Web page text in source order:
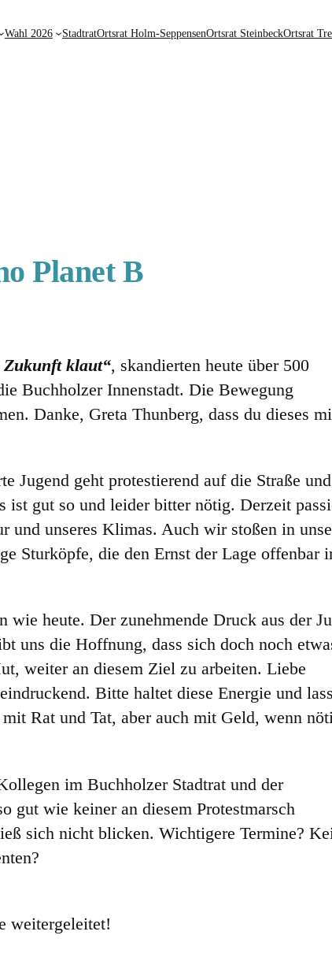
Wahl 2026 StadtratOrtsrat Holm-SeppensenOrtsrat SteinbeckOrtsrat
Planet B
klaut“, skandierten heute über 500
Buchholzer Innenstadt. Die Bewegung
Danke, Greta Thunberg, dass du dieses
Jugend geht protestierend auf die Straße
ist gut so und leider bitter nötig. Derzeit
und unseres Klimas. Auch wir stoßen in
Sturköpfe, die den Ernst der Lage offenbar
heute. Der zunehmende Druck aus der
uns die Hoffnung, dass sich doch noch
weiter an diesem Ziel zu arbeiten. Liebe
Bitte haltet diese Energie und
Rat und Tat, aber auch mit Geld, wenn
im Buchholzer Stadtrat und der
gut wie keiner an diesem Protestmarsch
sich nicht blicken. Wichtigere Termine?
weitergeleitet!